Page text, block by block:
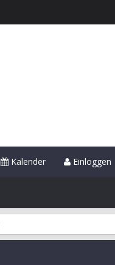
Kalender Einloggen